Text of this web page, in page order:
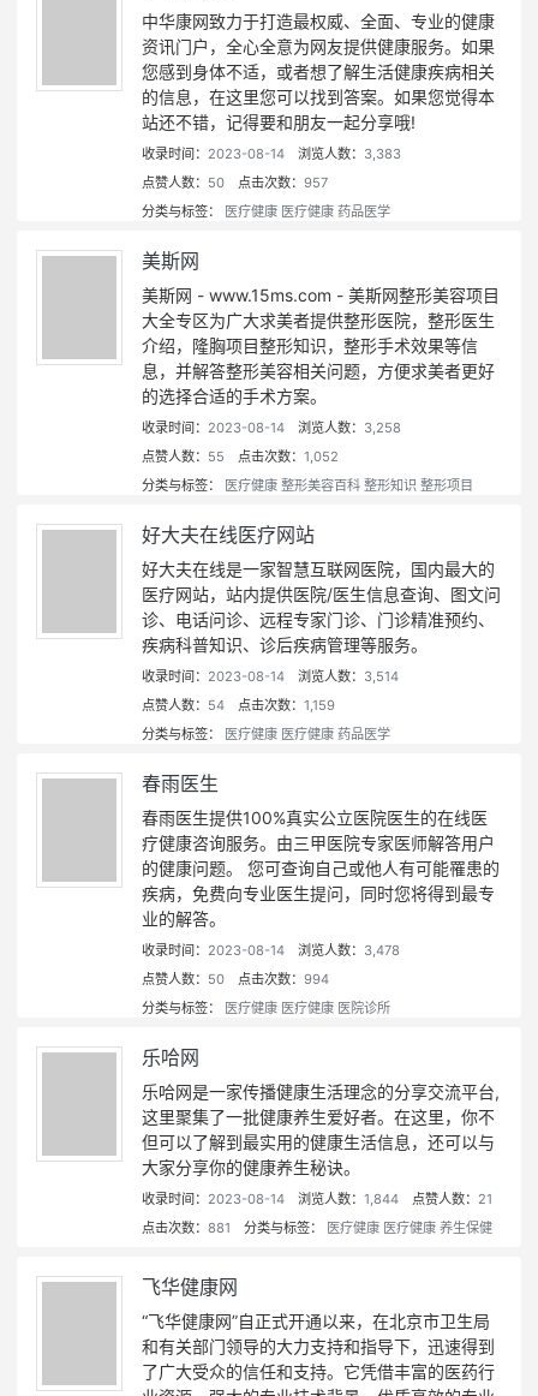
中华康网致力于打造最权威、全面、专业的健康
资讯门户，全心全意为网友提供健康服务。如果
您感到身体不适，或者想了解生活健康疾病相关
的信息，在这里您可以找到答案。如果您觉得本
站还不错，记得要和朋友一起分享哦!
收录时间： 2023-08-14 浏览人数： 3,383
点赞人数： 50 点击次数： 957
分类与标签：
医疗健康 医疗健康 药品医学
美斯网
美斯网 - www.15ms.com - 美斯网整形美容项目
大全专区为广大求美者提供整形医院，整形医生
介绍，隆胸项目整形知识，整形手术效果等信
息，并解答整形美容相关问题，方便求美者更好
的选择合适的手术方案。
收录时间： 2023-08-14 浏览人数： 3,258
点赞人数： 55 点击次数： 1,052
分类与标签：
医疗健康 整形美容百科 整形知识 整形项目
好大夫在线医疗网站
好大夫在线是一家智慧互联网医院，国内最大的
医疗网站，站内提供医院/医生信息查询、图文问
诊、电话问诊、远程专家门诊、门诊精准预约、
疾病科普知识、诊后疾病管理等服务。
收录时间： 2023-08-14 浏览人数： 3,514
点赞人数： 54 点击次数： 1,159
分类与标签：
医疗健康 医疗健康 药品医学
春雨医生
春雨医生提供100%真实公立医院医生的在线医
疗健康咨询服务。由三甲医院专家医师解答用户
的健康问题。 您可查询自己或他人有可能罹患的
疾病，免费向专业医生提问，同时您将得到最专
业的解答。
收录时间： 2023-08-14 浏览人数： 3,478
点赞人数： 50 点击次数： 994
分类与标签：
医疗健康 医疗健康 医院诊所
乐哈网
乐哈网是一家传播健康生活理念的分享交流平台,
这里聚集了一批健康养生爱好者。在这里，你不
但可以了解到最实用的健康生活信息，还可以与
大家分享你的健康养生秘诀。
收录时间： 2023-08-14 浏览人数： 1,844 点赞人数： 21
点击次数： 881 分类与标签： 医疗健康 医疗健康 养生保健
飞华健康网
“飞华健康网”自正式开通以来，在北京市卫生局
和有关部门领导的大力支持和指导下，迅速得到
了广大受众的信任和支持。它凭借丰富的医药行